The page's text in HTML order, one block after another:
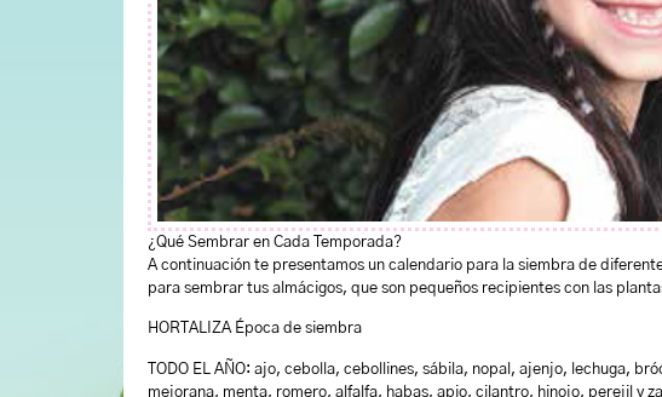
¿Qué Sembrar en Cada Temporada?
A continuación te presentamos un calendario para la siembra de
para sembrar tus almácigos, que son pequeños recipientes con las
HORTALIZA Época de siembra
TODO EL AÑO: ajo, cebolla, cebollines, sábila, nopal, ajenjo, lechuga,
mejorana, menta, romero, alfalfa, habas, apio, cilantro, hinojo, perejil y